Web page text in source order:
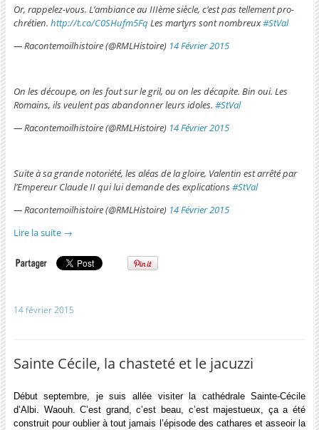
Or, rappelez-vous. L’ambiance au IIIème siècle, c’est pas tellement pro-
chrétien. http://t.co/C0SHufm5Fq Les martyrs sont nombreux#StVal
— Racontemoilhistoire (@RMLHistoire) 14 Février 2015
On les découpe, on les fout sur le gril, ou on les décapite. Bin oui. Les
Romains, ils veulent pas abandonner leurs idoles. #StVal
— Racontemoilhistoire (@RMLHistoire) 14 Février 2015
Suite à sa grande notoriété, les aléas de la gloire, Valentin est arrêté par
l’Empereur Claude II qui lui demande des explications#StVal
— Racontemoilhistoire (@RMLHistoire) 14 Février 2015
Lire la suite →
14 février 2015
Sainte Cécile, la chasteté et le jacuzzi
Début septembre, je suis allée visiter la cathédrale Sainte-Cécile
d’Albi. Waouh. C’est grand, c’est beau, c’est majestueux, ça a été
construit pour oublier à tout jamais l’épisode des cathares et asseoir la